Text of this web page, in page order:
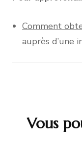
Comment
auprès d’une
Vous